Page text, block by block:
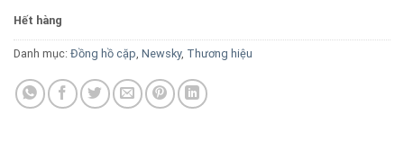
Hết hàng
Danh mục: Đồng hồ cặp, Newsky, Thương hiệu